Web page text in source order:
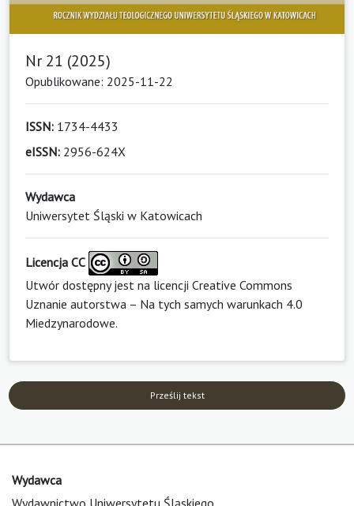
Nr 21 (2025)
Opublikowane: 2025-11-22
ISSN: 1734-4433
eISSN: 2956-624X
Wydawca
Uniwersytet Śląski w Katowicach
Licencja CC
Utwór dostępny jest na licencji Creative Commons
Uznanie autorstwa – Na tych samych warunkach 4.0
Miedzynarodowe.
Prześlij tekst
Wydawca